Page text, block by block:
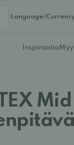
Language/
Inspiraatio